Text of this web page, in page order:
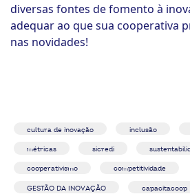
diversas fontes de fomento à
adequar ao que sua cooperativa
nas novidades!
cultura de inovação inclusão
métricas sicredi
cooperativismo competitividade
GESTÃO DA INOVAÇÃO capacitacoop